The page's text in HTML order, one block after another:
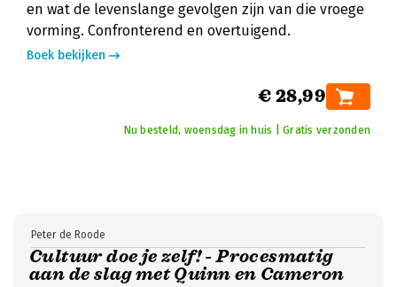
en wat de levenslange gevolgen zijn van die vroege
vorming. Confronterend en overtuigend.
Boek bekijken
€ 28,99
Nu besteld, woensdag in huis | Gratis verzonden
Cultuur doe je zelf! - Procesmatig
aan de slag met Quinn en Cameron
Peter de Roode